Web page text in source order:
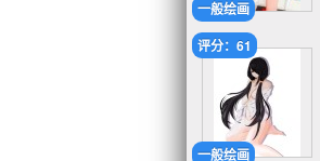
一般绘画
一般绘画
评分：61